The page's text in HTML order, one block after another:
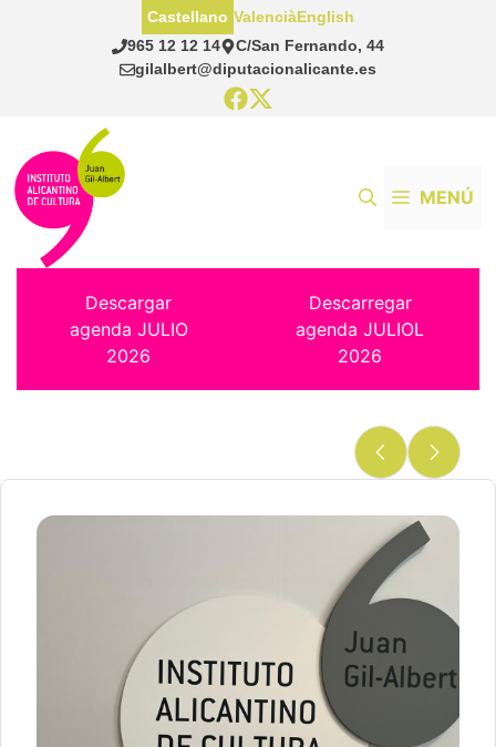
965 12 12 14
C/San Fernando, 44
gilalbert@diputacionalicante.es
Castellano ValenciàEnglish
MENÚ
Descargar
agenda JULIO
2026
Descarregar
agenda JULIOL
2026